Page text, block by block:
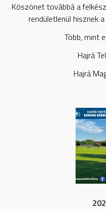
Köszönet továbbá a
rendületlenül hisznek
Több, mint
Hajrá
Hajrá